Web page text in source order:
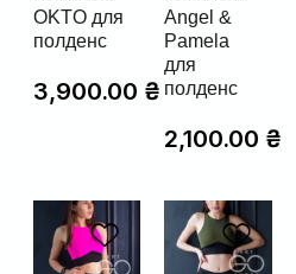
OKTO для
полденс
3,900.00 ₴
Angel &
Pamela
для
полденс
2,100.00 ₴